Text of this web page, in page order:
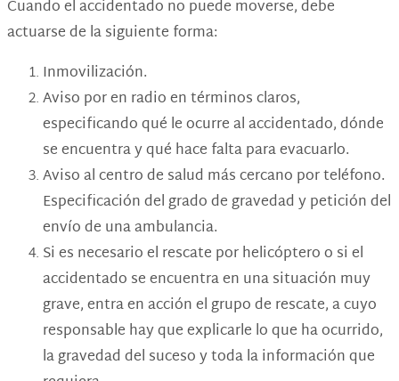
Cuando el accidentado no puede moverse, debe
actuarse de la siguiente forma:
Inmovilización.
Aviso por en radio en términos claros,
especificando qué le ocurre al accidentado, dónde
se encuentra y qué hace falta para evacuarlo.
Aviso al centro de salud más cercano por teléfono.
Especificación del grado de gravedad y petición del
envío de una ambulancia.
Si es necesario el rescate por helicóptero o si el
accidentado se encuentra en una situación muy
grave, entra en acción el grupo de rescate, a cuyo
responsable hay que explicarle lo que ha ocurrido,
la gravedad del suceso y toda la información que